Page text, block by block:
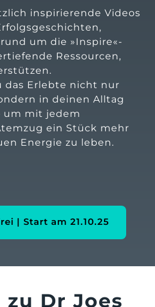
inspirierende Videos
um die »Inspire«-
Ressourcen,
das Erlebte nicht nur
in deinen Alltag
um mit jedem
ein Stück mehr
Energie zu leben.
| Start am 21.10.25
Dr Joes